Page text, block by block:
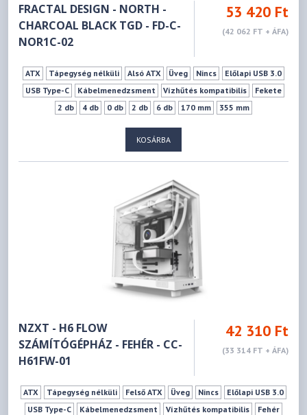
FRACTAL DESIGN - NORTH -
CHARCOAL BLACK TGD - FD-C-
NOR1C-02
53 420 Ft
(42 062 FT + ÁFA)
ATX Tápegység nélküli Alsó ATX Üveg Nincs
Előlapi USB 3.0
USB Type-C
Kábelmenedzsment Vízhűtés kompatibilis
Fekete
2 db
4 db 0 db 2 db 6 db 170 mm 355 mm
KOSÁRBA
NZXT - H6 FLOW
SZÁMÍTÓGÉPHÁZ - FEHÉR - CC-
H61FW-01
42 310 Ft
(33 314 FT + ÁFA)
ATX Tápegység nélküli Felső ATX Üveg Nincs
Előlapi USB 3.0
USB Type-C
Kábelmenedzsment Vízhűtés kompatibilis
Fehér